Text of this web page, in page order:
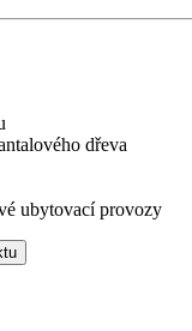
dřeva
ubytovací provozy